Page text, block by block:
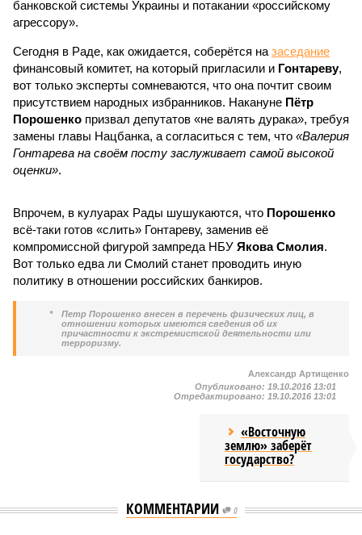
банковской системы Украины и потакании «российскому
агрессору».
Сегодня в Раде, как ожидается, соберётся на заседание
финансовый комитет, на который пригласили и Гонтареву,
вот только эксперты сомневаются, что она почтит своим
присутствием народных избранников. Накануне Пётр
Порошенко призвал депутатов «не валять дурака», требуя
замены главы Нацбанка, а согласиться с тем, что «Валерия
Гонтарева на своём посту заслуживает самой высокой
оценки».
Впрочем, в кулуарах Рады шушукаются, что Порошенко
всё-таки готов «слить» Гонтареву, заменив её
компромиссной фигурой зампреда НБУ Якова Смолия.
Вот только едва ли Смолий станет проводить иную
политику в отношении российских банкиров.
*
Петр Порошенко внесен в перечень физических лиц, в
отношении которых имеются сведения об их
причастности к экстремистской деятельности или
терроризму.
Александр Артищенко
Опубликовано: 19.10.2016 13:01
Отредактировано: 19.10.2016 13:01
«Восточную
землю» заберёт
государство?
КОММЕНТАРИИ 0